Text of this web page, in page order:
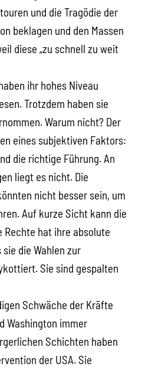
und die Tragödie der
beklagen und den Massen
diese „zu schnell zu weit
ihr hohes Niveau
Trotzdem haben sie
Warum nicht? Der
eines subjektiven Faktors:
die richtige Führung. An
liegt es nicht. Die
nicht besser sein, um
Auf kurze Sicht kann die
Rechte hat ihre absolute
die Wahlen zur
Sie sind gespalten
Schwäche der Kräfte
Washington immer
Schichten haben
der USA. Sie